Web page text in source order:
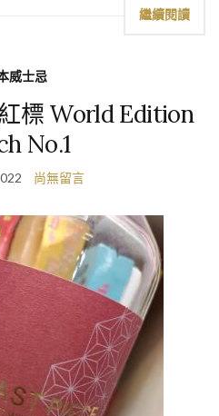
繼續閱讀
威士忌
標 World Edition
No.1
尚無留言